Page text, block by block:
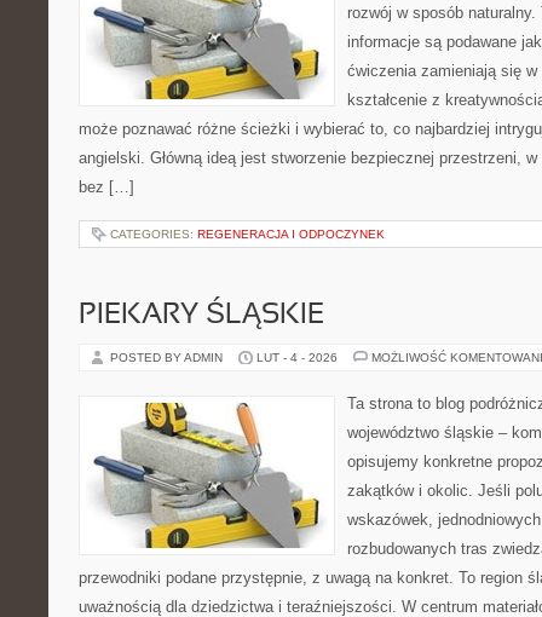
rozwój w sposób
informacje są podawane
ćwiczenia zamieniają się w
kształcenie z
może poznawać różne ścieżki i wybierać to, co najbardziej
angielski. Główną ideą jest stworzenie bezpiecznej przestrzeni,
bez […]
CATEGORIES: REGENERACJA I ODPOCZYNEK
PIEKARY ŚLĄSKIE
POSTED BY ADMIN LUT - 4 - 2026 MOŻLIWOŚĆ
Ta strona to blog
województwo śląskie –
opisujemy konkretne
zakątków i okolic. Jeśli
wskazówek,
rozbudowanych tras
przewodniki podane przystępnie, z uwagą na konkret. To region
uważnością dla dziedzictwa i teraźniejszości. W centrum